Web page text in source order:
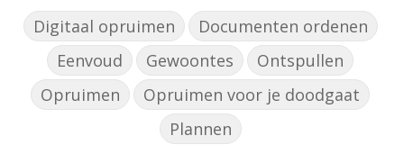
Digitaal opruimen
Documenten ordenen
Eenvoud
Gewoontes
Ontspullen
Opruimen
Opruimen voor je doodgaat
Plannen